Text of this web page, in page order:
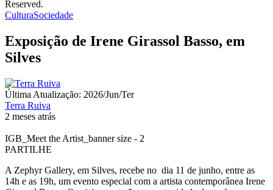
Reserved.
CulturaSociedade
Exposição de Irene Girassol Basso, em
Silves
Última Atualização: 2026/Jun/Ter
Terra Ruiva
2 meses atrás
IGB_Meet the Artist_banner size - 2
PARTILHE
A Zephyr Gallery, em Silves, recebe no dia 11 de junho, entre as
14h e as 19h, um evento especial com a artista contemporânea Irene